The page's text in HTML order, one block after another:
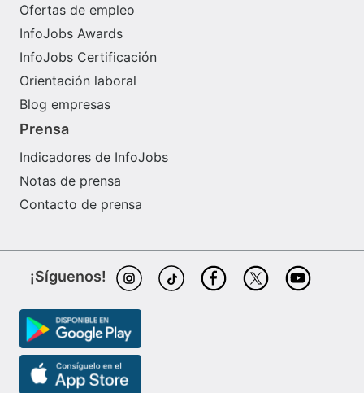
Ofertas de empleo
InfoJobs Awards
InfoJobs Certificación
Orientación laboral
Blog empresas
Prensa
Indicadores de InfoJobs
Notas de prensa
Contacto de prensa
¡Síguenos!